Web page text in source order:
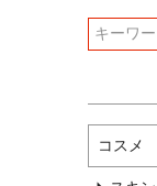
コスメ